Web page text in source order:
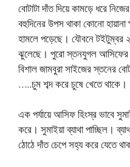
বোটাটা দাঁত দিয়ে কামড়ে ধরে
বহুদিনের উপস থাকা কোনো হায়ানা
হামলে পড়েছে। যৌবনে টইটুম্বর
ঝুলেছে। পুরো স্তনযুগল আসিফের
বিশাল জামবুরা সাইজের স্তনের
…..চুম শব্দ করে চুষে খেতে থাকে।
এক পর্যায়ে আসিফ হিংস্র ভাবে
করে। সুমাইয়া ব্যাথা পাচ্ছিল।
ঠোঠে দাঁত চেপে সহ্য করে যেতে